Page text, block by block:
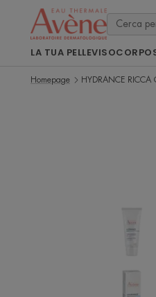
LA TUA PELLEVISOCORPO
Homepage HYDRANCE